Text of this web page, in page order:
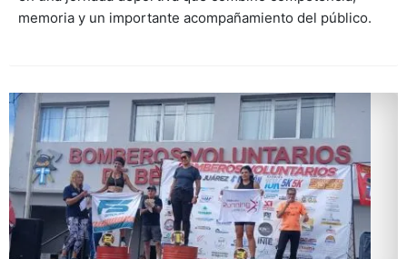
memoria y un importante acompañamiento del público.